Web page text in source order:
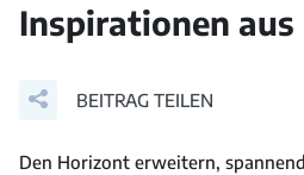
Inspirationen aus
BEITRAG TEILEN
Den Horizont erweitern,